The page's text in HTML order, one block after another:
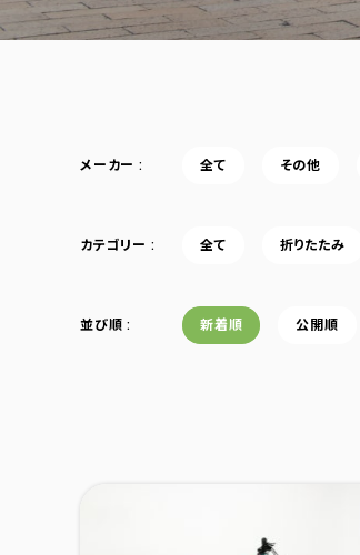
メーカー 全て その他
カテゴリー 全て 折りたたみ
並び順 新着順 公開順